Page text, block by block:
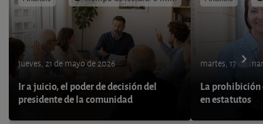
jueves, 21 de mayo de 2026
Ir a juicio, el poder de decisión del
presidente de la comunidad
martes, 17 de
La
en estatutos